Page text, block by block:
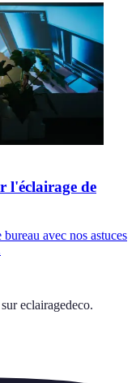
l'éclairage de
avec nos astuces
eclairagedeco.